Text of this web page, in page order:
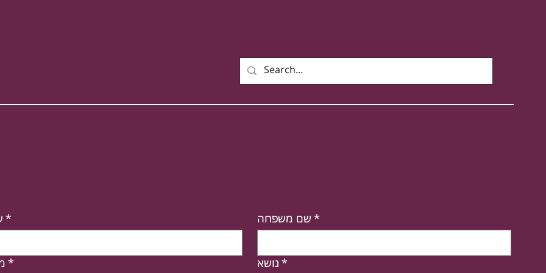
* שם משפחה *
* נושא *